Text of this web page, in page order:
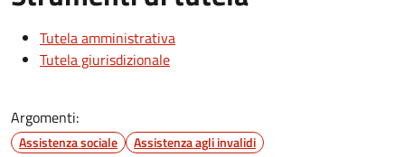
Tutela amministrativa
Tutela giurisdizionale
Argomenti:
Assistenza sociale Assistenza agli invalidi